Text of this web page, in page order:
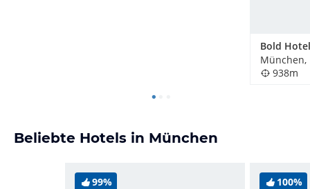
938m
Beliebte Hotels in München
99% 100%